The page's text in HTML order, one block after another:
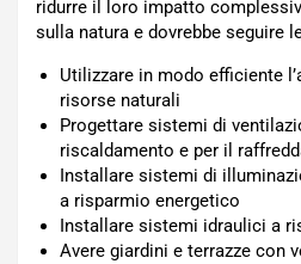
ridurre il loro impatto
sulla natura e dovrebbe seguire
Utilizzare in modo efficiente
risorse naturali
Progettare sistemi di
riscaldamento e per il
Installare sistemi di
a risparmio energetico
Installare sistemi idraulici a
Avere giardini e terrazze con